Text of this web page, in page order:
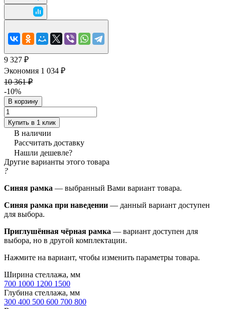
9 327 ₽
Экономия 1 034 ₽
10 361 ₽
-10%
В корзину
Купить в 1 клик
В наличии
Рассчитать доставку
Нашли дешевле?
Другие варианты этого товара
?
Синяя рамка — выбранный Вами вариант товара.
Синяя рамка при наведении — данный вариант доступен
для выбора.
Приглушённая чёрная рамка — вариант доступен для
выбора, но в другой комплектации.
Нажмите на вариант, чтобы изменить параметры товара.
Ширина стеллажа, мм
700 1000 1200 1500
Глубина стеллажа, мм
300 400 500 600 700 800